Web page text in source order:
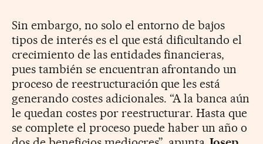
Sin embargo, no solo el entorno de bajos
tipos de interés es el que está dificultando el
crecimiento de las entidades financieras,
pues también se encuentran afrontando un
proceso de reestructuración que les está
generando costes adicionales. “A la banca aún
le quedan costes por reestructurar. Hasta que
se complete el proceso puede haber un año o